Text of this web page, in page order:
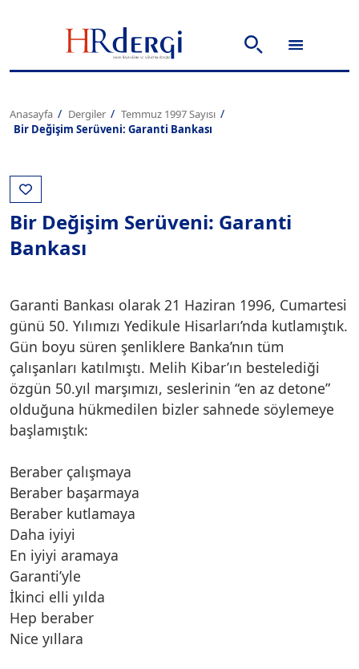
Anasayfa Dergiler
Temmuz 1997 Sayısı
Bir Değişim Serüveni: Garanti Bankası
Bir Değişim Serüveni: Garanti
Bankası
Garanti Bankası olarak 21 Haziran 1996, Cumartesi
günü 50. Yılımızı Yedikule Hisarları’nda kutlamıştık.
Gün boyu süren şenliklere Banka’nın tüm
çalışanları katılmıştı. Melih Kibar’ın bestelediği
özgün 50.yıl marşımızı, seslerinin “en az detone”
olduğuna hükmedilen bizler sahnede söylemeye
başlamıştık:
Beraber çalışmaya
Beraber başarmaya
Beraber kutlamaya
Daha iyiyi
En iyiyi aramaya
Garanti’yle
İkinci elli yılda
Hep beraber
Nice yıllara